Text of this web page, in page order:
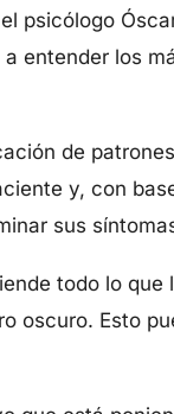
psicólogo
entender los
de
y, con
sus
todo lo que
oscuro. Esto